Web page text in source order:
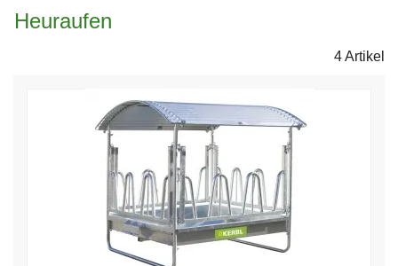
Heuraufen
4 Artikel